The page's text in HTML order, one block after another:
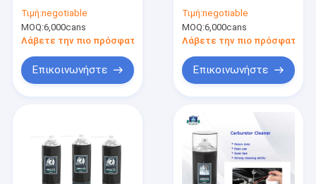
Προϊόντα
Σχετικά με εμάς
καθαρότερο
αυτοκίνητο
ψεκασμού ροδών
απαριθμεί τα
προϊόντα
Τιμή:negotiable
MOQ:6,000cans
Λάβετε την πιο πρόσφατη τιμή
Επικοινωνήστε
ψεκασμού 400MLCar
καθαρίζοντας για το
αυτοκίνητο που
προϊόντα
Τιμή:negotiable
MOQ:6,000cans
Λάβετε την πιο πρόσφατη
Επικοινωνήστε